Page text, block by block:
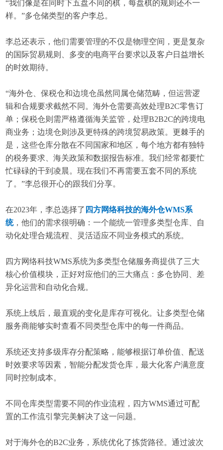
“我们像是在同时下五盘不同的棋，每盘棋的规则还不一
样。”多仓储类型的客户李总。
李总还表示，他们需要管理的不仅是物理空间，更是复杂
的国际贸易规则、多变的电商平台要求以及客户日益增长
的时效期待。
“海外仓、保税仓和边境仓虽然同属仓储范畴，但运营逻
辑和合规要求截然不同。海外仓需要高效处理B2C零售订
单；保税仓则需严格遵循海关监管，处理B2B2C的跨境电
商业务；边境仓则涉及更特殊的跨境贸易政策。更棘手的
是，这些仓库分散在不同国家和地区，每个地方都有独特
的税务要求、海关政策和数据报告标准。我们经常都要忙
忙碌碌的干到凌晨。现在我们不再需要五套不同的系统
了。”李总很开心的跟我们分享。
在2023年，李总选择了 四方网络科技的海外仓WMS系
统，他们的需求很明确：一个能统一管理多类型仓库、自
动化处理合规流程、灵活适应不同业务模式的系统。
四方网络科技WMS系统为多类型仓储服务商提供了三大
核心价值模块，正好对应他们的三大痛点：多仓协同、差
异化运营和自动化合规。
系统上线后，最直观的变化是库存可视化。让多类型仓储
服务商能够实时查看不同类型仓库中的每一件商品。
系统还支持多级库存分配策略，能够根据订单价值、配送
时效要求等因素，智能分配发货仓库，最大化客户满意度
同时控制成本。
不同仓库类型需要不同的作业流程，四方WMS通过可配
置的工作流引擎完美解决了这一问题。
对于海外仓的B2C业务，系统优化了拣货路径。通过波次